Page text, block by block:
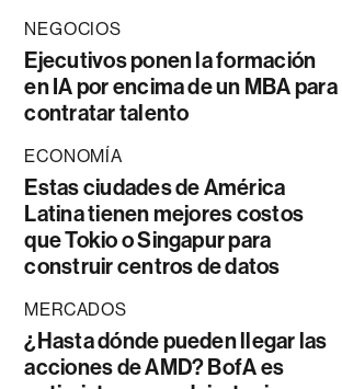
NEGOCIOS
Ejecutivos ponen la formación
en IA por encima de un MBA para
contratar talento
ECONOMÍA
Estas ciudades de América
Latina tienen mejores costos
que Tokio o Singapur para
construir centros de datos
MERCADOS
¿Hasta dónde pueden llegar las
acciones de AMD? BofA es